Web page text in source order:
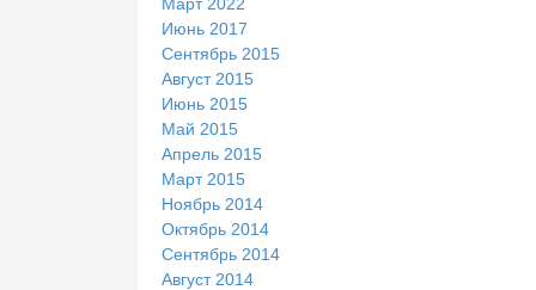
Июнь 2017
Сентябрь 2015
Август 2015
Июнь 2015
Май 2015
Апрель 2015
Март 2015
Ноябрь 2014
Октябрь 2014
Сентябрь 2014
Август 2014